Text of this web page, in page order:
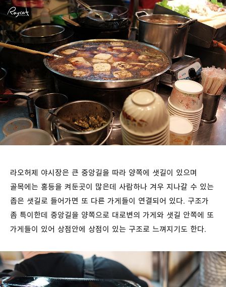
라오허제 야시장은 큰 중앙길을 따라 양쪽에 샛길이 있으며
골목에는 홍등을 켜둔곳이 많은데 사람하나 겨우 지나갈 수 있는
좁은 샛길로 들어가면 또 다른 가게들이 연결되어 있다. 구조가
좀 특이한데 중앙길을 양쪽으로 대로변의 가게와 샛길 안쪽에 또
가게들이 있어 상점안에 상점이 있는 구조로 느껴지기도 한다.